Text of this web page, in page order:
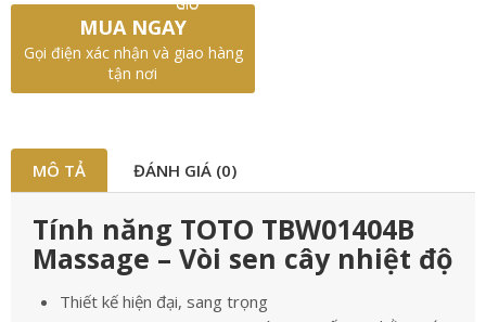
GIỎ
MUA NGAY
Gọi điện xác nhận và giao hàng
tận nơi
MÔ TẢ ĐÁNH GIÁ (0)
Tính năng TOTO TBW01404B
Massage – Vòi sen cây nhiệt độ
Thiết kế hiện đại, sang trọng